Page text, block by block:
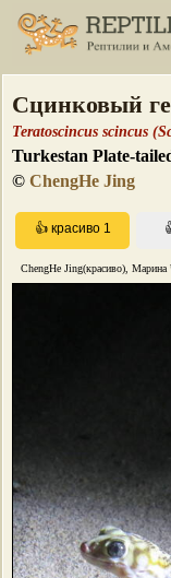
Сцинковый
Teratoscincus scincus
Turkestan Plate-
© ChengHe Jing
ChengHe Jing(красиво), Марина